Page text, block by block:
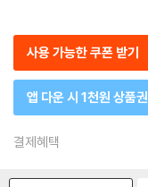
사용 가능한 쿠폰 받기
앱 다운 시 1천원 상품권
결제혜택